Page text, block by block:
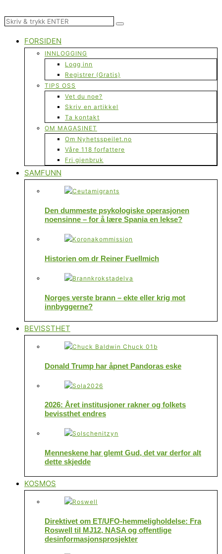
FORSIDEN
INNLOGGING
Logg inn
Registrer (Gratis)
TIPS OSS
Vet du noe?
Skriv en artikkel
Ta kontakt
OM MAGASINET
Om Nyhetsspeilet.no
Våre 118 forfattere
Fri gjenbruk
SAMFUNN
Den dummeste psykologiske operasjonen
noensinne – for å lære Spania en lekse?
Historien om dr Reiner Fuellmich
Norges verste brann – ekte eller krig mot
innbyggerne?
BEVISSTHET
Donald Trump har åpnet Pandoras eske
2026: Året institusjoner rakner og folkets
bevissthet endres
Menneskene har glemt Gud, det var derfor alt
dette skjedde
KOSMOS
Direktivet om ET/UFO-hemmeligholdelse: Fra
Roswell til MJ12, NASA og offentlige
desinformasjonsprosjekter